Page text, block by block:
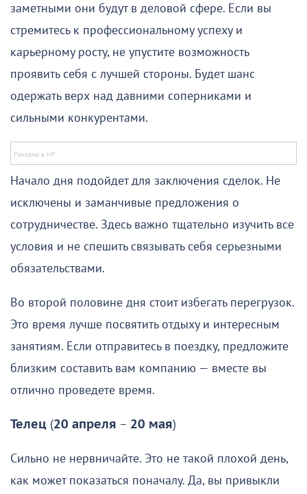
заметными они будут в деловой сфере. Если вы
стремитесь к профессиональному успеху и
карьерному росту, не упустите возможность
проявить себя с лучшей стороны. Будет шанс
одержать верх над давними соперниками и
сильными конкурентами.
Начало дня подойдет для заключения сделок. Не
исключены и заманчивые предложения о
сотрудничестве. Здесь важно тщательно изучить все
условия и не спешить связывать себя серьезными
обязательствами.
Во второй половине дня стоит избегать перегрузок.
Это время лучше посвятить отдыху и интересным
занятиям. Если отправитесь в поездку, предложите
близким составить вам компанию — вместе вы
отлично проведете время.
Телец (20 апреля – 20 мая)
Сильно не нервничайте. Это не такой плохой день,
как может показаться поначалу. Да, вы привыкли